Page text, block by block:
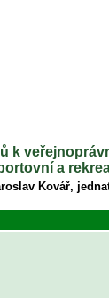
k
a
Kovář,